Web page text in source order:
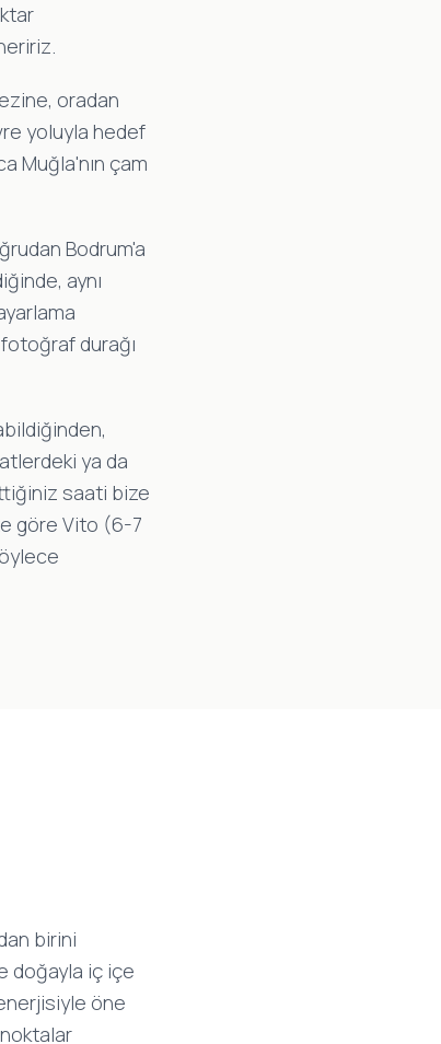
oradan
yoluyla hedef
Muğla'nın çam
Bodrum'a
aynı
durağı
ya da
saati bize
göre Vito (6-7
birini
doğayla iç içe
öne